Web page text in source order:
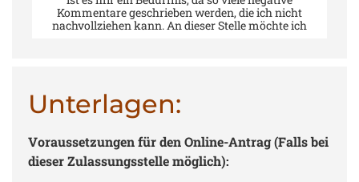
Kommentare geschrieben werden, die ich nicht
nachvollziehen kann. An dieser Stelle möchte ich
Unterlagen:
Voraussetzungen für den Online-Antrag (Falls bei
dieser Zulassungsstelle möglich):